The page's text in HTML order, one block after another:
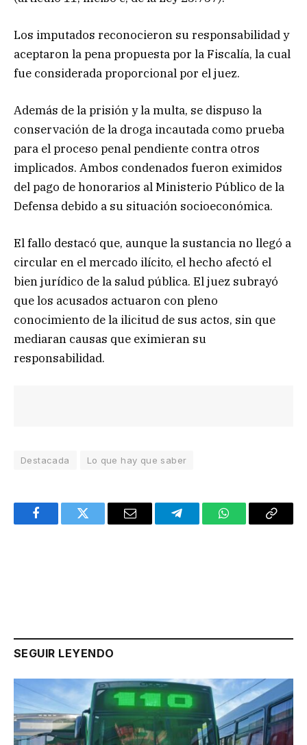
Los imputados reconocieron su responsabilidad y
aceptaron la pena propuesta por la Fiscalía, la cual
fue considerada proporcional por el juez.
Además de la prisión y la multa, se dispuso la
conservación de la droga incautada como prueba
para el proceso penal pendiente contra otros
implicados. Ambos condenados fueron eximidos
del pago de honorarios al Ministerio Público de la
Defensa debido a su situación socioeconómica.
El fallo destacó que, aunque la sustancia no llegó a
circular en el mercado ilícito, el hecho afectó el
bien jurídico de la salud pública. El juez subrayó
que los acusados actuaron con pleno
conocimiento de la ilicitud de sus actos, sin que
mediaran causas que eximieran su
responsabilidad.
Destacada Lo que hay que saber
FacebookTwitter Email TelegramWhatsAppCopy
SEGUIR LEYENDO